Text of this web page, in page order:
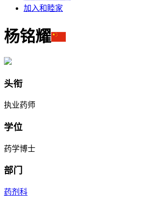
加入和睦家
杨铭耀
头衔
执业药师
学位
药学博士
部门
药剂科